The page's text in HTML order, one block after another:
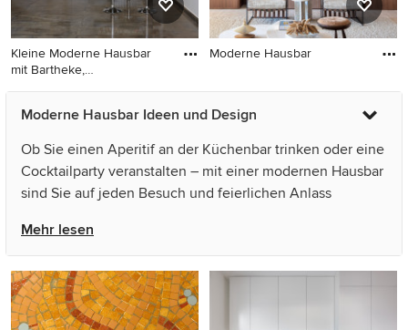
Kleine Moderne Hausbar
mit Bartheke,
Kleine Moderne Hausbar mit
Bartheke, Schweberegalen
Sonstige
Moderne Hausbar
Moderne Hausbar Ideen und Design
Ob Sie einen Aperitif an der Küchenbar trinken oder eine
Cocktailparty veranstalten – mit einer modernen Hausbar
sind Sie auf jeden Besuch und feierlichen Anlass
professionell eingerichteten Kellerbar: wie die Bilder
zeigen, sind die Ideen, wie sie eine moderne Hausbar
einrichten können, vielfältig. Theke, Barhocker, eine
Grundausstattung an Spirituosen sowie das richtige
Barzubehör zum Zubereiten von Cocktails und
Mehr lesen